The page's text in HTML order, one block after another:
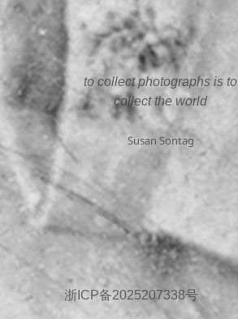
to collect photographs is to
collect the world
Susan Sontag
浙ICP备2025207338号